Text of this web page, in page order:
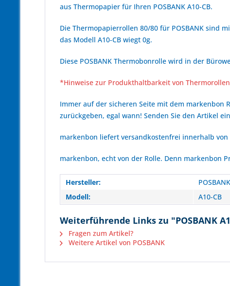
aus Thermopapier für Ihren POSBANK A10-CB.
Die Thermopapierrollen 80/80 für POSBANK sind
das Modell A10-CB wiegt 0g.
Diese POSBANK Thermobonrolle wird in der
*Hinweise zur Produkthaltbarkeit von Thermorollen
Immer auf der sicheren Seite mit dem markenbon
zurückgeben, egal wann! Senden Sie den Artikel
markenbon liefert versandkostenfrei innerhalb von
markenbon, echt von der Rolle. Denn markenbon
Hersteller:
POSBANK
Modell:
A10-CB
Weiterführende Links zu "POSBANK
Fragen zum Artikel?
Weitere Artikel von POSBANK